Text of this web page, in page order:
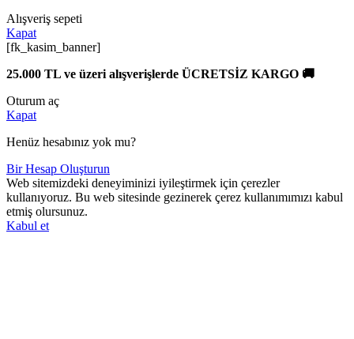
Alışveriş sepeti
Kapat
[fk_kasim_banner]
25.000 TL ve üzeri alışverişlerde ÜCRETSİZ KARGO 🚚
Oturum aç
Kapat
Henüz hesabınız yok mu?
Bir Hesap Oluşturun
Web sitemizdeki deneyiminizi iyileştirmek için çerezler
kullanıyoruz. Bu web sitesinde gezinerek çerez kullanımımızı kabul
etmiş olursunuz.
Kabul et